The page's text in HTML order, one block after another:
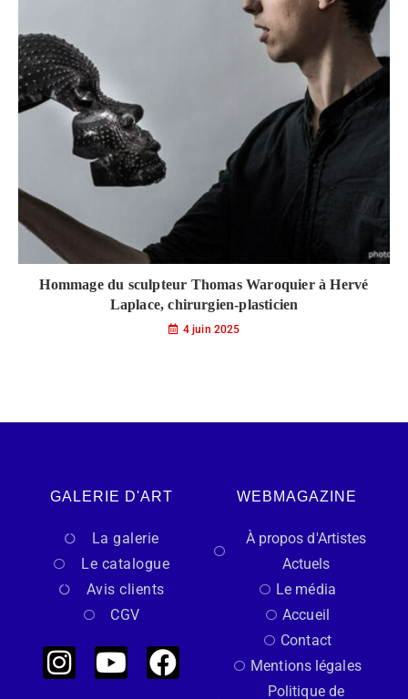
Hommage du sculpteur Thomas Waroquier à Hervé
Laplace, chirurgien-plasticien
4 juin 2025
GALERIE D'ART
La galerie
Le catalogue
Avis clients
CGV
WEBMAGAZINE
À propos d'Artistes
Actuels
Le média
Accueil
Contact
Mentions légales
Politique de